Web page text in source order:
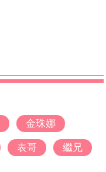
金珠娜
表哥 繼兄